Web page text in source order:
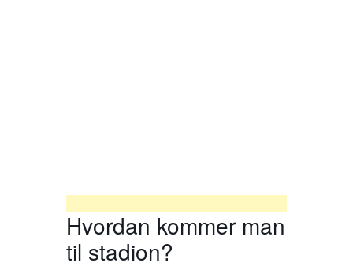
Hvordan kommer man
til stadion?